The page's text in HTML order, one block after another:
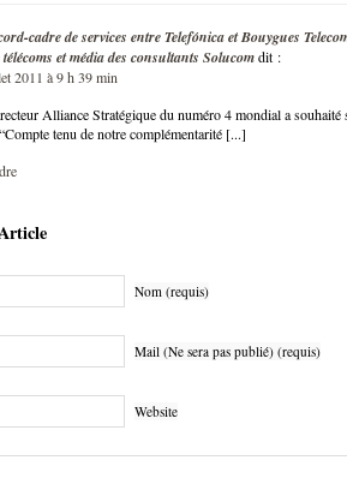
cadre de services entre Telefónica et Bouygues
et média des consultants Solucomdit :
2011 à 9 h 39 min
Alliance Stratégique du numéro 4 mondial a souhaité
tenu de notre complémentarité [...]
Nom (requis)
Mail (Ne sera pas publié) (requis)
Website